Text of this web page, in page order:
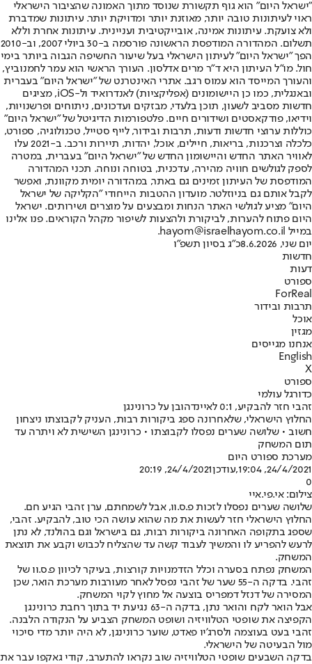
"ישראל היום" הוא גוף תקשורת שנוסד מתוך האמונה שהציבור הישראלי
ראוי לעיתונות טובה יותר, מאוזנת יותר ומדויקת יותר. עיתונות שמדברת
ולא צועקת. עיתונות אמינה, אובייקטיבית ועניינית. עיתונות אחרת וללא
תשלום. המהדורה המודפסת הראשונה פורסמה ב-30 ביולי 2007, וב-2010
הפך "ישראל היום" לעיתון הישראלי בעל שיעור החשיפה הגבוה ביותר בימי
חול. מו"ל העיתון היא ד"ר מרים אדלסון. העורך הראשי הוא עמר לחמנוביץ,
והעורך המייסד הוא עמוס רגב. אתרי האינטרנט של "ישראל היום" בעברית
ובאנגלית, כמו כן היישומונים (אפליקציות) לאנדרואיד ול-iOS, מציגים
חדשות מסביב לשעון, תוכן בלעדי, מבזקים ועדכונים, ניתוחים ופרשנויות,
וידיאו, פודקאסטים ושידורים חיים. פלטפורמות הדיגיטל של "ישראל היום"
כוללות ערוצי חדשות ודעות, תרבות ובידור, לייף סטייל, טכנולוגיה, ספורט,
כלכלה וצרכנות, בריאות, חיילים, אוכל, יהדות, תיירות ורכב. ב-2021 עלו
לאוויר האתר החדש והיישומון החדש של "ישראל היום" בעברית, במטרה
לספק לגולשים חוויה מהירה, עדכנית, בטוחה ונוחה. תכני המהדורה
המודפסת של העיתון זמינים גם באתר, במהדורה יומית מקוונת, ואפשר
לקבל אותם גם בניוזלטר. מועדון ההטבות הייחודי "הקליקה של ישראל
היום" מציע לגולשי האתר הנחות ומבצעים על מוצרים ושירותים. ישראל
היום פתוח להערות, לביקורת ולהצעות לשיפור מקהל הקוראים. פנו אלינו
במייל hayom@israelhayom.co.il.
יום שני, 8.6.2026
כ"ג בסיון תשפ"ו
חדשות
דעות
ספורט
ForReal
תרבות ובידור
אוכל
מגזין
אנחנו מגייסים
English
X
ספורט
כדורגל עולמי
זהבי חזר להבקיע, 0:1 לאיינדהובן על כרונינגן
החלוץ הישראלי, שלאחרונה ספג ביקורות רבות, העניק לקבוצתו ניצחון
חשוב • שלושה שערים נפסלו לקבוצתו • כרונינגן השישית לא ויתרה עד
תום המשחק
מערכת ספורט היום
24/4/2021, 19:04
,עודכן24/4/2021, 20:19
0
צילום: אי.פי.איי
שלושה שערים נפסלו לזכות פ.ס.וו, אבל לשמחתם, ערן זהבי הגיע חם.
החלוץ הישראלי חזר לעשות את מה שהוא עושה הכי טוב, להבקיע. זהבי,
שספג בתקופה האחרונה ביקורות רבות, גם בישראל וגם בהולנד, לא נתן
לרעש להפריע לו והמשיך לעבוד קשה עד שהצליח לכבוש וקבע את תוצאת
המשחק.
המשחק נפתח בסערה וכלל הזדמנויות קורצות, בעיקר לכיוון פ.ס.וו של
זהבי. בדקה ה-55 שער של זהבי נפסל לאחר מעורבות מערכת הואר, שכן
המסירה של דנזל דמפריס בוצעה אל מחוץ לקוי המשחק.
אבל הואר לקח והואר נתן, בדקה ה-63 נגיעת יד בתוך רחבת כרונינגן
הקפיצה את שופטי הטלוויזיה ושופט המשחק הצביע על הנקודה הלבנה.
זהבי בעט בעוצמה ולסרג'יו פאדט, שוער כרונינגן, לא היה יותר מדי סיכוי
מול הבעיטה של הישראלי.
בדקה השבעים שופטי הטלוויזיה שוב נקראו להתערב, קודי גאקפו עבר את